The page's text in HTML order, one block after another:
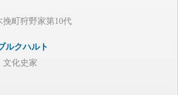
挽町狩野家第10代
ルクハルト
文化史家